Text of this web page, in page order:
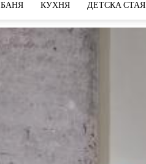
БАНЯ КУХНЯ ДЕТСКА СТАЯ